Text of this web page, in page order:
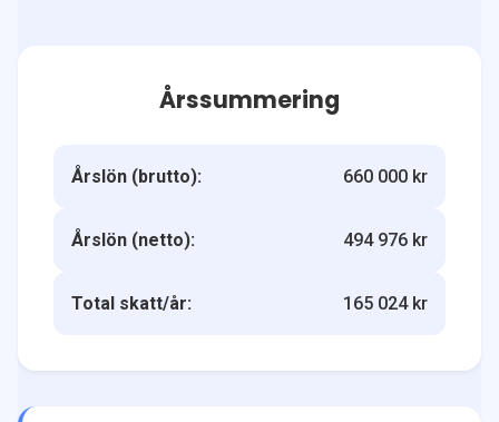
Årssummering
Årslön (brutto): 660 000 kr
Årslön (netto): 494 976 kr
Total skatt/år: 165 024 kr